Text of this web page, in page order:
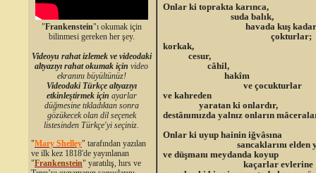
"Frankenstein"ı okumak için
bilinmesi gereken her şey.
Videoyu rahat izlemek ve videodaki
altyazıyı rahat okumak için video
ekranını büyültünüz!
Videodaki Türkçe altyazıyı
etkinleştirmek için ayarlar
düğmesine tıkladıktan sonra
gözükecek olan dil seçenek
listesinden Türkçe'yi seçiniz.
"Mary Shelley" tarafından yazılan
ve ilk kez 1818'de yayınlanan
"Frankenstein" yaratılış, hırs ve
Onlar ki toprakta karınca,
suda balık,
havada kuş kadar
çokturlar;
korkak,
cesur,
câhil,
hakîm
ve çocukturlar
ve kahreden
yaratan ki onlardır,
destânımızda yalnız onların
Onlar ki uyup hainin iğvâsına
sancaklarını elden yere
ve düşmanı meydanda koyup
kaçarlar evlerine